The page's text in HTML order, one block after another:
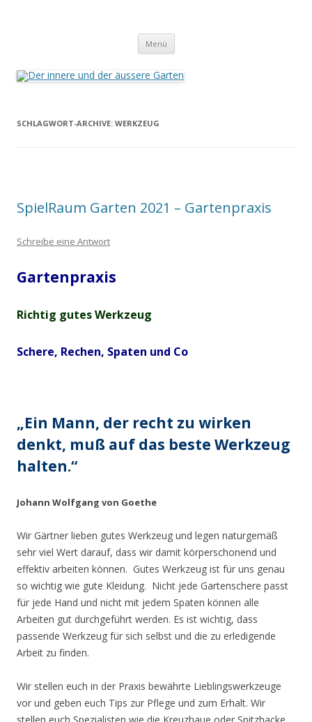
Menü Zum
springen
SCHLAGWORT-ARCHIVE: WERKZEUG
SpielRaum Garten 2021 – Gartenpraxis
Schreibe eine Antwort
Gartenpraxis
Richtig gutes Werkzeug
Schere, Rechen, Spaten und Co
„Ein Mann, der recht zu wirken
denkt, muß auf das beste Werkzeug
halten.“
Johann Wolfgang von Goethe
Wir Gärtner lieben gutes Werkzeug und legen naturgemäß
sehr viel Wert darauf, dass wir damit körperschonend und
effektiv arbeiten können. Gutes Werkzeug ist für uns genau
so wichtig wie gute Kleidung. Nicht jede Gartenschere passt
für jede Hand und nicht mit jedem Spaten können alle
Arbeiten gut durchgeführt werden. Es ist wichtig, dass
passende Werkzeug für sich selbst und die zu erledigende
Arbeit zu finden.
Wir stellen euch in der Praxis bewährte Lieblingswerkzeuge
vor und geben euch Tips zur Pflege und zum Erhalt. Wir